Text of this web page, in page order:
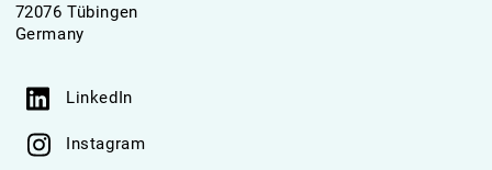
72076 Tübingen
Germany
LinkedIn
Instagram